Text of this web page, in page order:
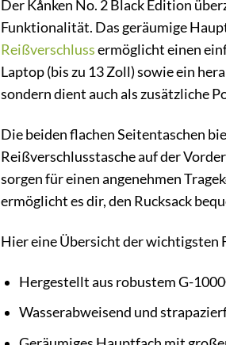
Der Kånken No. 2 Black Edition
Funktionalität. Das geräumige
Reißverschlussermöglicht einen
Laptop (bis zu 13 Zoll) sowie ein
sondern dient auch als zusätzliche
Die beiden flachen Seitentaschen
Reißverschlusstasche auf der
sorgen für einen angenehmen
ermöglicht es dir, den Rucksack
Hier eine Übersicht der wichtigsten
Hergestellt aus robustem G-
Wasserabweisend und